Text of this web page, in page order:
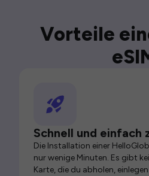
Vorteile
Schnell und einfach
Die Installation einer
nur wenige Minuten. Es gibt
Karte, die du abholen,